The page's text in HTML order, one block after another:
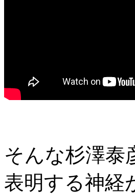
そんな杉澤泰
表明する神経